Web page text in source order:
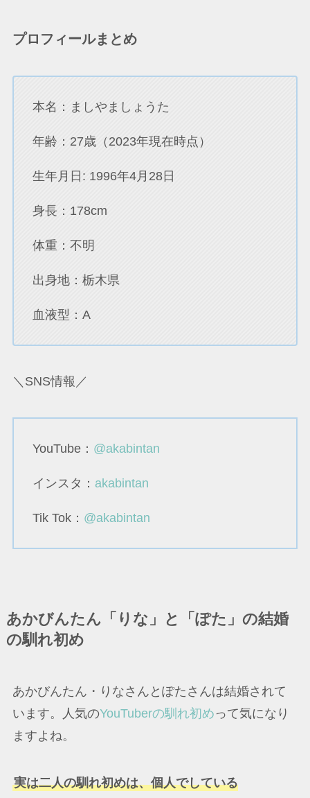
プロフィールまとめ
本名：ましやましょうた
年齢：27歳（2023年現在時点）
生年月日: 1996年4月28日
身長：178cm
体重：不明
出身地：栃木県
血液型：A
＼SNS情報／
YouTube： @akabintan
インスタ： akabintan
Tik Tok： @akabintan
あかびんたん「りな」と「ぽた」の結婚
の馴れ初め
あかびんたん・りなさんとぽたさんは結婚されて
います。人気のYouTuberの馴れ初めって気になり
ますよね。
実は二人の馴れ初めは、個人でしている